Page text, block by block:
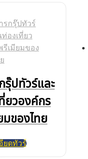
รุ๊ปทัวร์และ
ยวองค์กร
มของไทย
ยดทัวร์